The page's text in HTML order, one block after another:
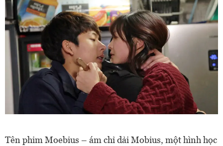
Tên phim Moebius – ám chỉ dải Mobius, một hình học